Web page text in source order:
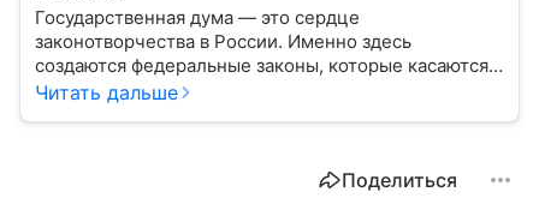
Государственная дума — это сердце
законотворчества в России. Именно здесь
создаются федеральные законы, которые касаются
жизни каждого гражданина: от образования и
Читать дальше
Поделиться